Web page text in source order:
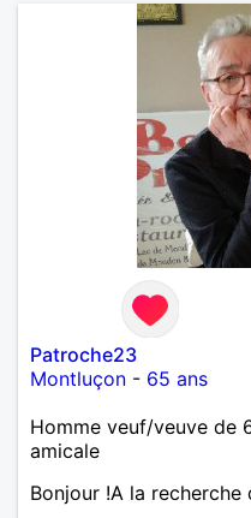
Patroche23
Montluçon - 65 ans
Homme veuf/veuve de
amicale
Bonjour !A la